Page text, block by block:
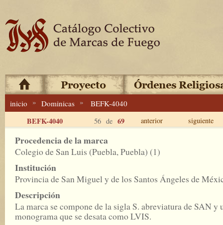
inicio » Dominicas » BEFK-4040
BEFK-4040 56 de 69 anterior siguiente
Procedencia de la marca
Colegio de San Luis (Puebla, Puebla) (1)
Institución
Provincia de San Miguel y de los Santos Ángeles de
Descripción
La marca se compone de la sigla S. abreviatura de SAN y
monograma que se desata como LVIS.